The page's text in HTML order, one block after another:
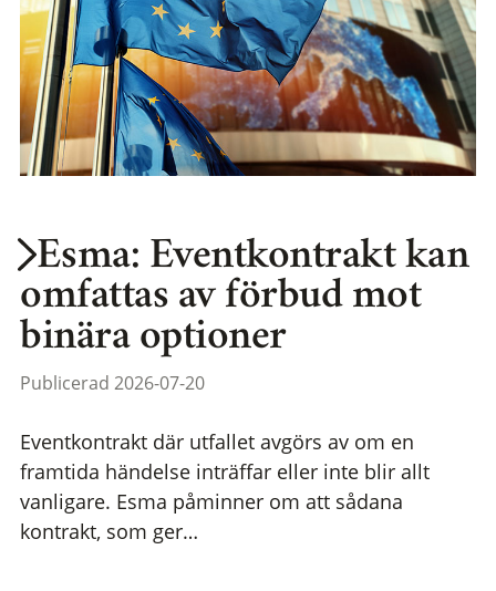
Esma: Eventkontrakt kan
omfattas av förbud mot
binära optioner
Publicerad 2026-07-20
Eventkontrakt där utfallet avgörs av om en
framtida händelse inträffar eller inte blir allt
vanligare. Esma påminner om att sådana
kontrakt, som ger…